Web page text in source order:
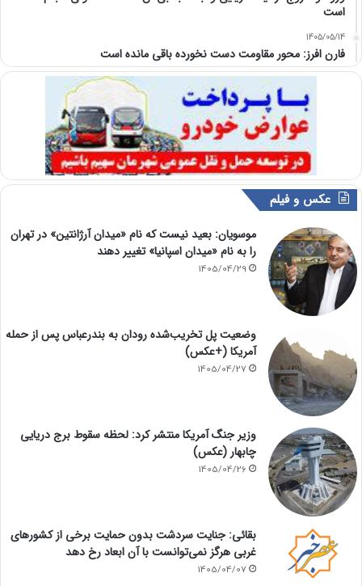
است
1405/05/14
فارن افرز: محور مقاومت دست نخورده باقی مانده است
عکس و فیلم
موسویان: بعید نیست که نام «میدان آرژانتین» در تهران
را به نام «میدان اسپانیا» تغییر دهند
1405/04/29
وضعیت پل تخریب‌شده رودان به بندرعباس پس از حمله
آمریکا (+عکس)
1405/04/27
وزیر جنگ آمریکا منتشر کرد: لحظه سقوط برج دریایی
چابهار (عکس)
1405/04/26
بقائی: جنایت سردشت بدون حمایت برخی از کشورهای
غربی هرگز نمی‌توانست با آن ابعاد رخ دهد
1405/04/07